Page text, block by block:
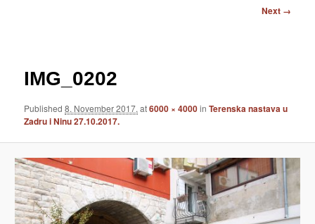
Next →
IMG_0202
Published8. November 2017. at6000 × 4000inTerenska nastava u
Zadru i Ninu 27.10.2017.